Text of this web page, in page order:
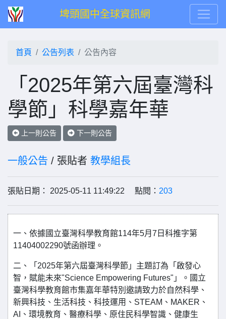
埤頭國中全球資訊網
首頁 公告列表 公告內容
「2025年第六屆臺灣科
學節」科學嘉年華
上一則公告 下一則公告
一般公告 / 張貼者 教學組長
張貼日期： 2025-05-11 11:49:22 點閱： 203
一、依據國立臺灣科學教育館114年5月7日科推字第
11404002290號函辦理。
二、「2025年第六屆臺灣科學節」主題訂為「啟發心
智，賦能未來"Science Empowering Futures"」。國立
臺灣科學教育館市集嘉年華特別邀請致力於自然科學、
新興科技、生活科技、科技運用、STEAM、MAKER、
AI、環境教育、醫療科學、原住民科學智識、健康生